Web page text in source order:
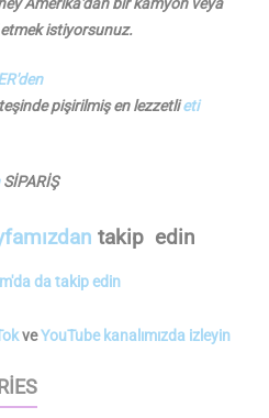
Amerika'dan bir kamyon veya
istiyorsunuz.
pişirilmiş en lezzetlieti
SİPARİŞ
takip edin
da takip edin
veYouTube kanalımızda izleyin